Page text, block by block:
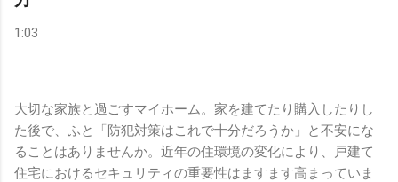
1:03
大切な家族と過ごすマイホーム。家を建てたり購入したりし
た後で、ふと「防犯対策はこれで十分だろうか」と不安にな
ることはありませんか。近年の住環境の変化により、戸建て
住宅におけるセキュリティの重要性はますます高まっていま